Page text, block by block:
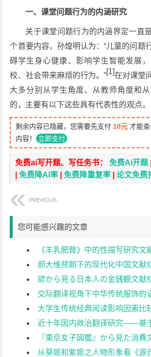
一、课堂问题行为的内涵研究
关于课堂问题行为的内涵界定一直
个首要内容，孙煌明认为：“儿童的问题
碍学生身心健康、影响学生智能发展
校、社会带来麻烦的行为。”[1]在对课堂
大多分别从学生角度、从教师角度和
的，主要有以下这些具有代表性的观点。
剩余内容已隐藏，您需要先支付 10元 才能
内容！ 立即支付
免费ai写开题、写任务书：免费Ai开题
|免费降AI率 |免费降重复率 |论文免费
PREVIOUS
您可能感兴趣的文章
《丰乳肥臀》中的性描写研究文
郝大维预期下的现代化中国文献
諺から見る日本人の金銭観文献
交际翻译视角下中华传统服饰的语
大学生传统经典阅读影响因素比
近十年国内政治翻译研究——基于CiteSpace的
『東京女子図鑑』から見た消費文化背景下の日本都市部女性
从葵姬和紫姬之人物形象看《源氏物语》